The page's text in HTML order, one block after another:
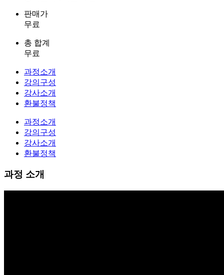
판매가
무료
총 합계
무료
과정소개
강의구성
강사소개
환불정책
과정소개
강의구성
강사소개
환불정책
과정 소개